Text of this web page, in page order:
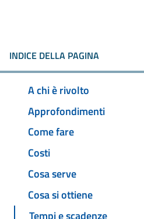
INDICE DELLA PAGINA
A chi è rivolto
Approfondimenti
Come fare
Costi
Cosa serve
Cosa si ottiene
Tempi e scadenze